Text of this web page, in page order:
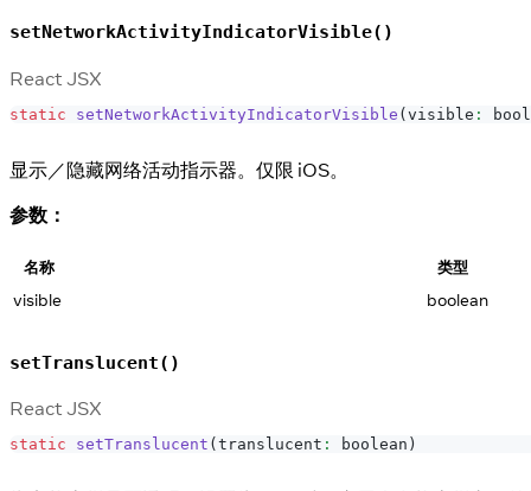
setNetworkActivityIndicatorVisible()
React JSX
static setNetworkActivityIndicatorVisible ( visible :
显示／隐藏网络活动指示器。仅限 iOS。
参数：
名称 类型
visible boolean
setTranslucent()
React JSX
static setTranslucent ( translucent : boolean )